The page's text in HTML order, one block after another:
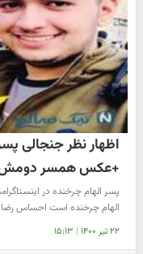
اظهار نظر جنجالی
+عکس همسر
پسر الهام چرخنده در
الهام چرخنده است احساس
۲۲ تیر ۱۴۰۰ | ۱۵:۱۳